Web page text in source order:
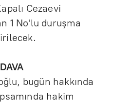
Cezaevi
1 No'lu duruşma
bugün hakkında
hakim